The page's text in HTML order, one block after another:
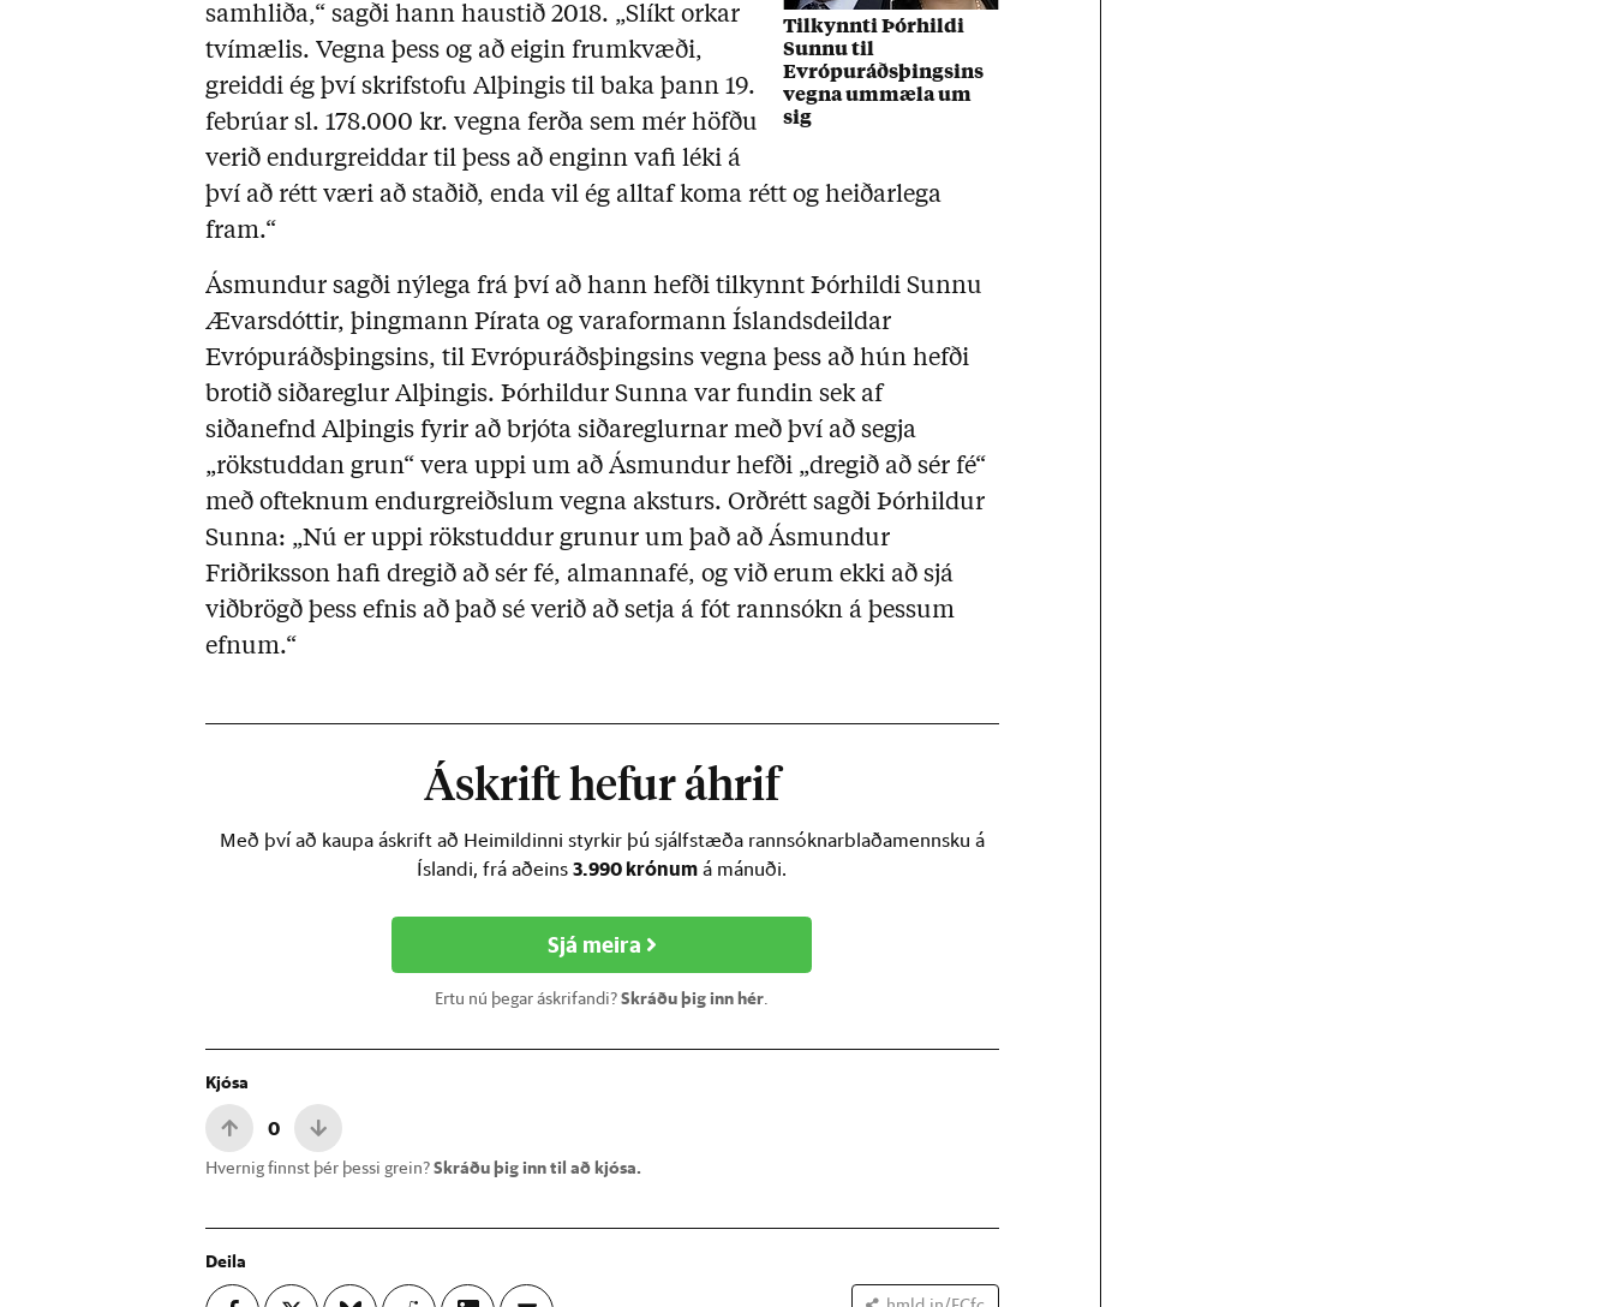
Tilkynnti Þórhildi
Sunnu til
Evrópuráðsþingsins
vegna ummæla um
sig
samhliða,“ sagði hann haustið 2018. „Slíkt orkar
tvímælis. Vegna þess og að eigin frumkvæði,
greiddi ég því skrifstofu Alþingis til baka þann 19.
febrúar sl. 178.000 kr. vegna ferða sem mér höfðu
verið endurgreiddar til þess að enginn vafi léki á
því að rétt væri að staðið, enda vil ég alltaf koma rétt og heiðarlega
fram.“
Ásmundur sagði nýlega frá því að hann hefði tilkynnt Þórhildi Sunnu
Ævarsdóttir, þingmann Pírata og varaformann Íslandsdeildar
Evrópuráðsþingsins, til Evrópuráðsþingsins vegna þess að hún hefði
brotið siðareglur Alþingis. Þórhildur Sunna var fundin sek af
siðanefnd Alþingis fyrir að brjóta siðareglurnar með því að segja
„rökstuddan grun“ vera uppi um að Ásmundur hefði „dregið að sér fé“
með ofteknum endurgreiðslum vegna aksturs. Orðrétt sagði Þórhildur
Sunna: „Nú er uppi rökstuddur grunur um það að Ásmundur
Friðriksson hafi dregið að sér fé, almannafé, og við erum ekki að sjá
viðbrögð þess efnis að það sé verið að setja á fót rannsókn á þessum
efnum.“
Áskrift hefur áhrif
Með því að kaupa áskrift að Heimildinni styrkir þú sjálfstæða rannsóknarblaðamennsku á
Íslandi, frá aðeins3.990 krónum á mánuði.
Sjá meira
Ertu nú þegar áskrifandi?Skráðu þig inn hér.
Kjósa
0
Hvernig finnst þér þessi grein?Skráðu þig inn til að kjósa.
Deila